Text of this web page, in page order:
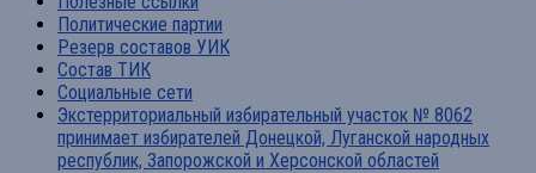
Политические партии
Резерв составов УИК
Состав ТИК
Социальные сети
Экстерриториальный избирательный участок № 8062
принимает избирателей Донецкой, Луганской народных
республик, Запорожской и Херсонской областей